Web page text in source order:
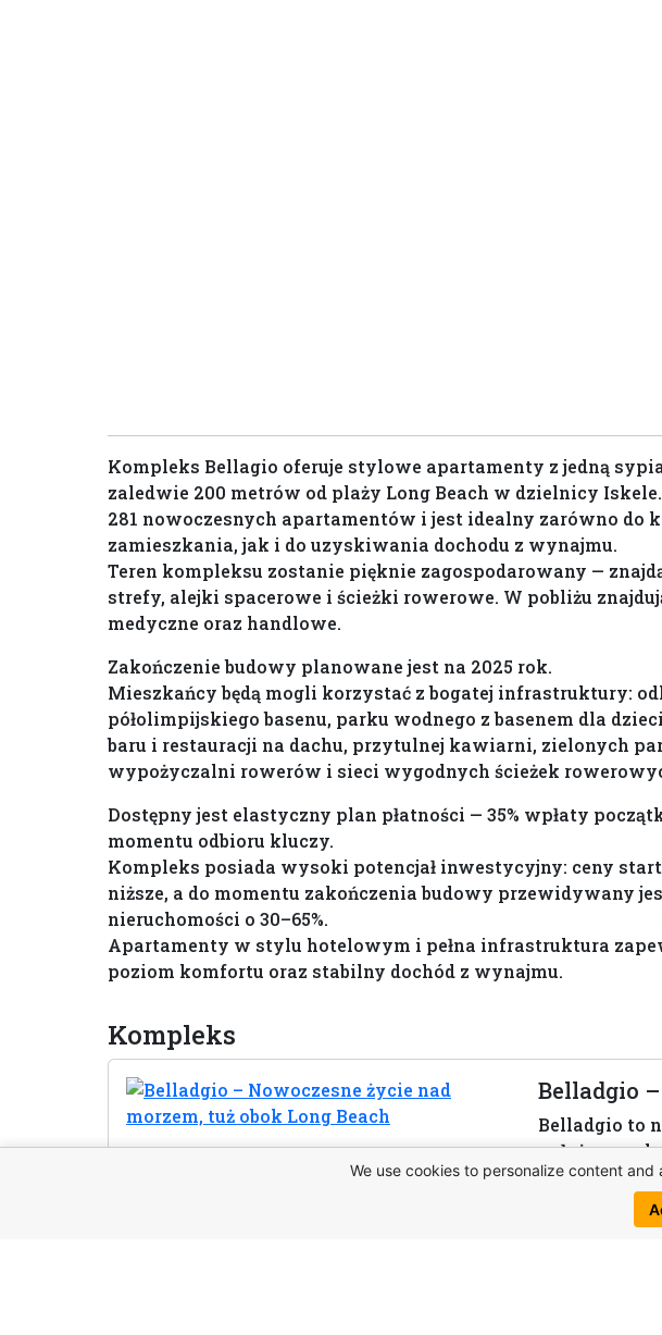
Kompleks Bellagio oferuje stylowe apartamenty z jedną
zaledwie 200 metrów od plaży Long Beach w dzielnicy
281 nowoczesnych apartamentów i jest idealny zarówno do
zamieszkania, jak i do uzyskiwania dochodu z wynajmu.
Teren kompleksu zostanie pięknie zagospodarowany —
strefy, alejki spacerowe i ścieżki rowerowe. W pobliżu
medyczne oraz handlowe.
Zakończenie budowy planowane jest na 2025 rok.
Mieszkańcy będą mogli korzystać z bogatej infrastruktury:
półolimpijskiego basenu, parku wodnego z basenem dla
baru i restauracji na dachu, przytulnej kawiarni, zielonych
wypożyczalni rowerów i sieci wygodnych ścieżek
Dostępny jest elastyczny plan płatności — 35% wpłaty
momentu odbioru kluczy.
Kompleks posiada wysoki potencjał inwestycyjny: ceny
niższe, a do momentu zakończenia budowy przewidywany
nieruchomości o 30–65%.
Apartamenty w stylu hotelowym i pełna infrastruktura
poziom komfortu oraz stabilny dochód z wynajmu.
Kompleks
Belladgio
Belladgio to
położony
życia,
budowy
We use cookies to personalize content